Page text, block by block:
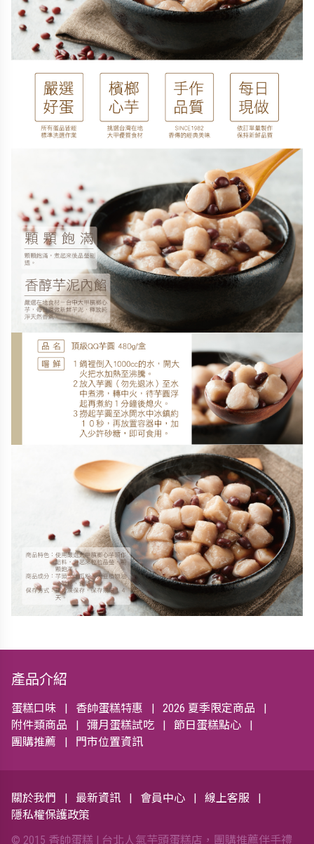
產品介紹
蛋糕口味 香帥蛋糕特惠
2026 夏季限定商品
附件類商品
彌月蛋糕試吃
節日蛋糕點心
團購推薦
門市位置資訊
關於我們 最新資訊 會員中心
線上客服
隱私權保護政策
© 2015 香帥蛋糕 | 台北人氣芋頭蛋糕店，團購推薦伴手禮